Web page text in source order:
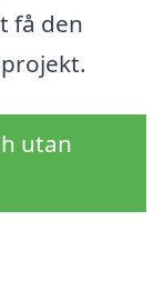
få den
utan